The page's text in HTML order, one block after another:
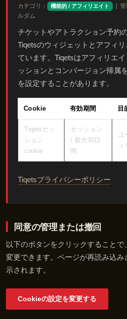
カテゴリ： 機能的 / アフィリエイト
| 管
ルダム
チケットやアトラクション予約
Tiqetsのウィジェットとアフィ
ています。Tiqetsはアフィリエ
ッションとコンバージョン帰属
を設定することがあります。
Cookie 有効期間 目
Tiqetsセッ
ション
cookie
セッション
/ 最大30日
間
ユ
Tiqetsプライバシーポリシー
同意の管理または撤回
以下のボタンをクリックすること
変更できます。ページが再読み込
示されます。
Cookieの設定を変更する